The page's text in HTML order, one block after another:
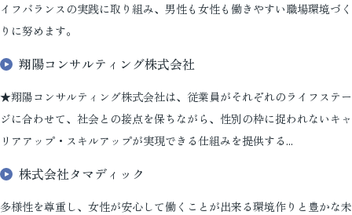
イフバランスの実践に取り組み、男性も女性も働きやすい職場環境づく
りに努めます。
翔陽コンサルティング株式会社
★翔陽コンサルティング株式会社は、従業員がそれぞれのライフステー
ジに合わせて、社会との接点を保ちながら、性別の枠に捉われないキャ
リアアップ・スキルアップが実現できる仕組みを提供する...
株式会社タマディック
多様性を尊重し、女性が安心して働くことが出来る環境作りと豊かな未